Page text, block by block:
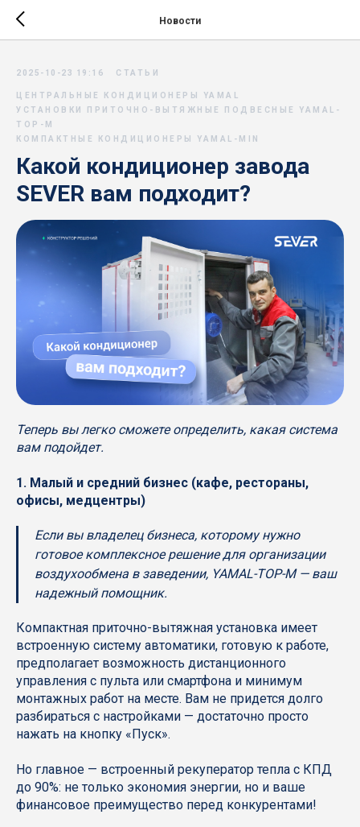
Новости
2025-10-23 19:16 СТАТЬИ
ЦЕНТРАЛЬНЫЕ КОНДИЦИОНЕРЫ YAMAL
УСТАНОВКИ ПРИТОЧНО-ВЫТЯЖНЫЕ ПОДВЕСНЫЕ YAMAL-
TOP-M
КОМПАКТНЫЕ КОНДИЦИОНЕРЫ YAMAL-MIN
Какой кондиционер завода
SEVER вам подходит?
Теперь вы легко сможете определить, какая система
вам подойдет.
1. Малый и средний бизнес (кафе, рестораны,
офисы, медцентры)
Если вы владелец бизнеса, которому нужно
готовое комплексное решение для организации
воздухообмена в заведении, YAMAL-TOP-M — ваш
надежный помощник.
Компактная приточно-вытяжная установка имеет
встроенную систему автоматики, готовую к работе,
предполагает возможность дистанционного
управления с пульта или смартфона и минимум
монтажных работ на месте. Вам не придется долго
разбираться с настройками — достаточно просто
нажать на кнопку «Пуск».
Но главное — встроенный рекуператор тепла с КПД
до 90%: не только экономия энергии, но и ваше
финансовое преимущество перед конкурентами!